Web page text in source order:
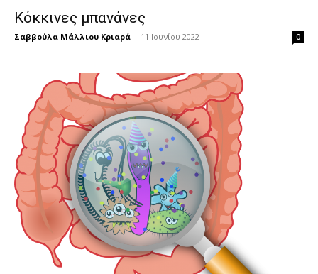
Κόκκινες μπανάνες
Σαββούλα Μάλλιου Κριαρά - 11 Ιουνίου 2022 0